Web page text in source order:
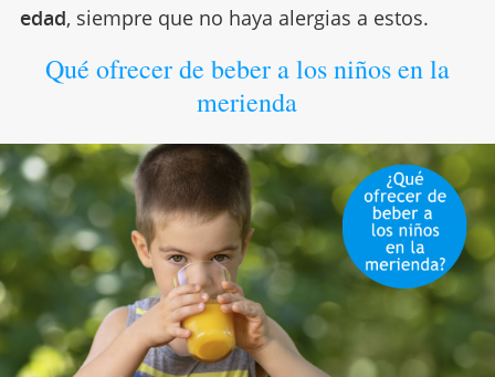
edad, siempre que no haya alergias a estos.
Qué ofrecer de beber a los niños en la
merienda